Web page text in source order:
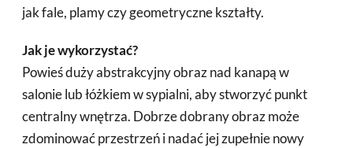
jak fale, plamy czy geometryczne kształty.
Jak je wykorzystać?
Powieś duży abstrakcyjny obraz nad kanapą w
salonie lub łóżkiem w sypialni, aby stworzyć punkt
centralny wnętrza. Dobrze dobrany obraz może
zdominować przestrzeń i nadać jej zupełnie nowy